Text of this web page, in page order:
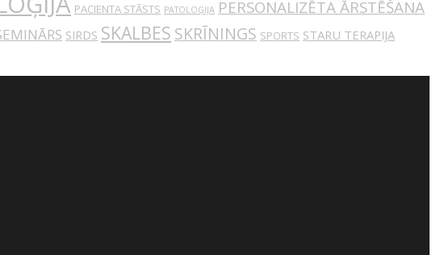
PACIENTA STĀSTS PATOLOĢIJA PERSONALIZĒTA ĀRSTĒŠANA
SIRDS SKALBES SKRĪNINGS SPORTS STARU TERAPIJA